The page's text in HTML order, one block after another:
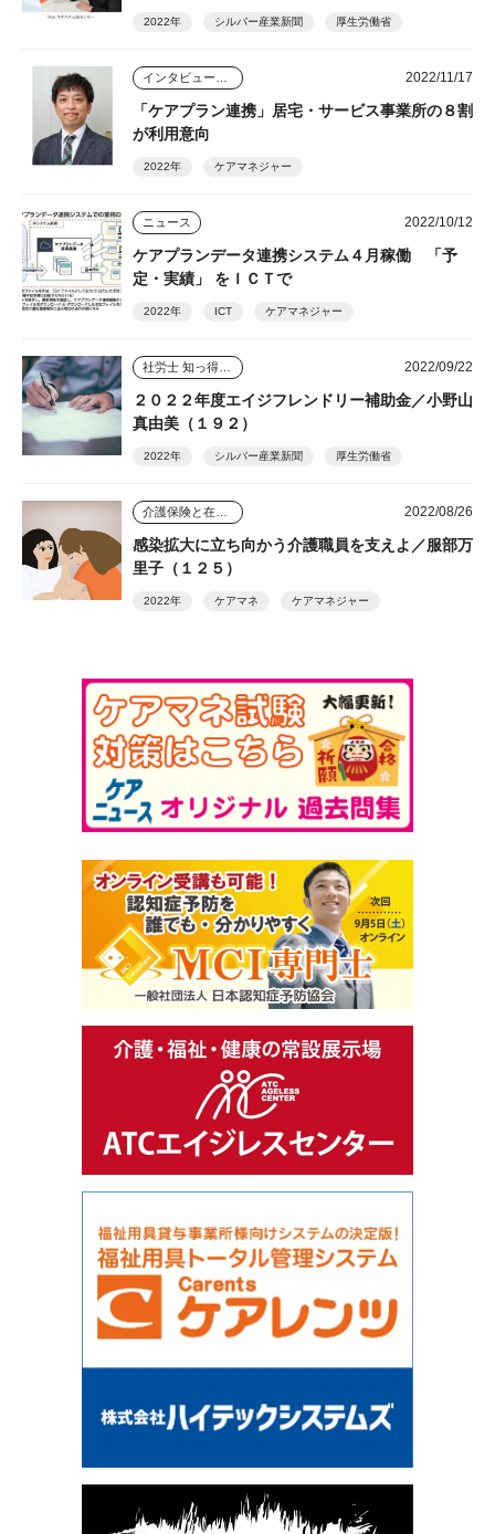
2022年 シルバー産業新聞 厚生労働省
2022/11/17
「ケアプラン連携」居宅・サービス事業所の８割
が利用意向
2022年 ケアマネジャー
ニュース 2022/10/12
ケアプランデータ連携システム４月稼働 「予
定・実績」 をＩＣＴで
2022年 ICT ケアマネジャー
2022/09/22
２０２２年度エイジフレンドリー補助金／小野山
真由美（１９２）
2022年 シルバー産業新聞 厚生労働省
2022/08/26
感染拡大に立ち向かう介護職員を支えよ／服部万
里子（１２５）
2022年 ケアマネ ケアマネジャー